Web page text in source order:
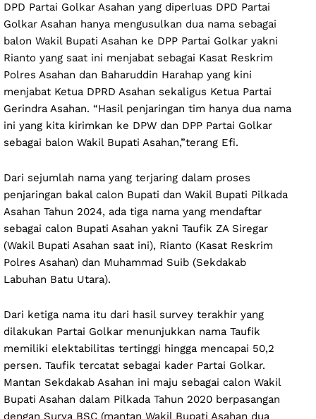
DPD Partai Golkar Asahan yang diperluas DPD Partai
Golkar Asahan hanya mengusulkan dua nama sebagai
balon Wakil Bupati Asahan ke DPP Partai Golkar yakni
Rianto yang saat ini menjabat sebagai Kasat Reskrim
Polres Asahan dan Baharuddin Harahap yang kini
menjabat Ketua DPRD Asahan sekaligus Ketua Partai
Gerindra Asahan. “Hasil penjaringan tim hanya dua nama
ini yang kita kirimkan ke DPW dan DPP Partai Golkar
sebagai balon Wakil Bupati Asahan,”terang Efi.
Dari sejumlah nama yang terjaring dalam proses
penjaringan bakal calon Bupati dan Wakil Bupati Pilkada
Asahan Tahun 2024, ada tiga nama yang mendaftar
sebagai calon Bupati Asahan yakni Taufik ZA Siregar
(Wakil Bupati Asahan saat ini), Rianto (Kasat Reskrim
Polres Asahan) dan Muhammad Suib (Sekdakab
Labuhan Batu Utara).
Dari ketiga nama itu dari hasil survey terakhir yang
dilakukan Partai Golkar menunjukkan nama Taufik
memiliki elektabilitas tertinggi hingga mencapai 50,2
persen. Taufik tercatat sebagai kader Partai Golkar.
Mantan Sekdakab Asahan ini maju sebagai calon Wakil
Bupati Asahan dalam Pilkada Tahun 2020 berpasangan